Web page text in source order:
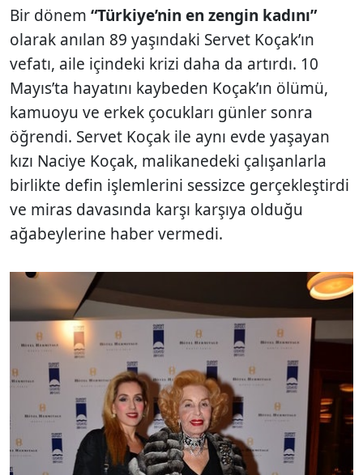
Bir dönem “Türkiye’nin en zengin kadını”
olarak anılan 89 yaşındaki Servet Koçak’ın
vefatı, aile içindeki krizi daha da artırdı. 10
Mayıs’ta hayatını kaybeden Koçak’ın ölümü,
kamuoyu ve erkek çocukları günler sonra
öğrendi. Servet Koçak ile aynı evde yaşayan
kızı Naciye Koçak, malikanedeki çalışanlarla
birlikte defin işlemlerini sessizce gerçekleştirdi
ve miras davasında karşı karşıya olduğu
ağabeylerine haber vermedi.